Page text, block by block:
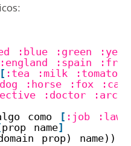
:blue :green
:england :spain
[ :tea :milk :tomato
:horse :fox
:cat
:doctor
como
[ :job
prop name]
prop) name))